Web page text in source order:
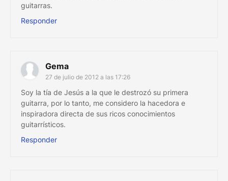
guitarras.
Responder
Gema
27 de julio de 2012 a las 17:26
Soy la tía de Jesús a la que le destrozó su primera
guitarra, por lo tanto, me considero la hacedora e
inspiradora directa de sus ricos conocimientos
guitarrísticos.
Responder